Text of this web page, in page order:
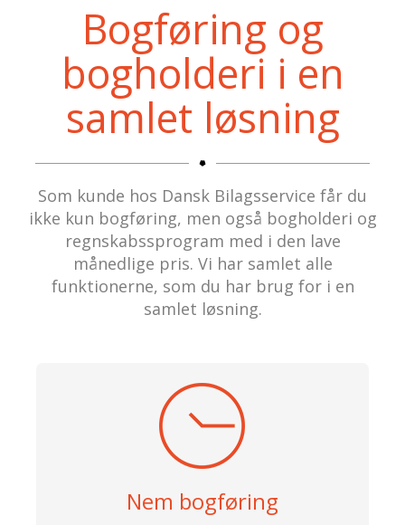
Bogføring og
bogholderi i en
samlet løsning
Som kunde hos Dansk Bilagsservice får du
ikke kun bogføring, men også bogholderi og
regnskabssprogram med i den lave
månedlige pris. Vi har samlet alle
funktionerne, som du har brug for i en
samlet løsning.
Nem bogføring